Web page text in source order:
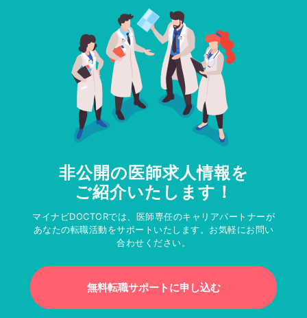
非公開の医師求人情報を
ご紹介いたします！
マイナビDOCTORでは、医師専任のキャリアパートナーが
あなたの転職活動をサポートいたします。お気軽にお問い
合わせください。
無料転職サポートに申し込む